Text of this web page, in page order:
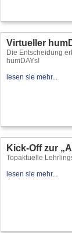
Virtueller
Die Entscheidung
humDAYs!
lesen sie mehr...
Kick-Off zur
Topaktuelle
lesen sie mehr...